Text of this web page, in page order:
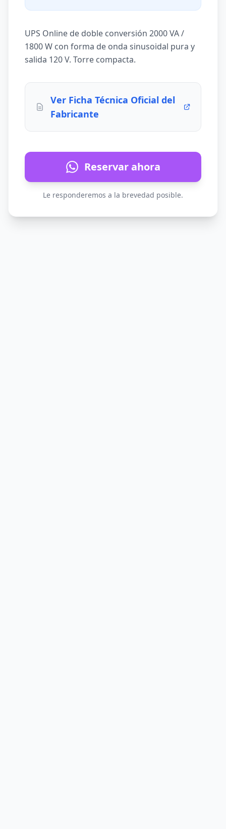
UPS Online de doble conversión 2000 VA /
1800 W con forma de onda sinusoidal pura y
salida 120 V. Torre compacta.
Ver Ficha Técnica Oficial del
Fabricante
Reservar ahora
Le responderemos a la brevedad posible.